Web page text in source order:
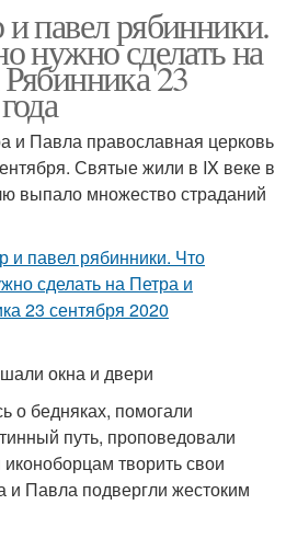
павел рябинники.
нужно сделать на
23
и Павла православная церковь
Святые жили в IX веке в
выпало множество страданий
окна и двери
о бедняках, помогали
путь, проповедовали
творить свои
и Павла подвергли жестоким